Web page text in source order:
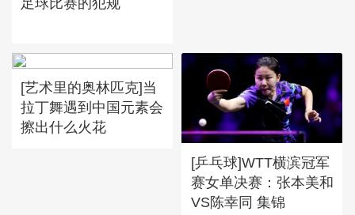
[艺术里的奥林匹克]当
拉丁舞遇到中国元素会
擦出什么火花
[乒乓球]WTT横滨冠军
赛女单决赛：张本美和
VS陈幸同 集锦